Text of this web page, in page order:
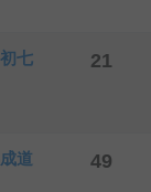
七 21
道 49